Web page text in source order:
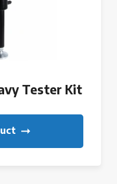
Tester Kit